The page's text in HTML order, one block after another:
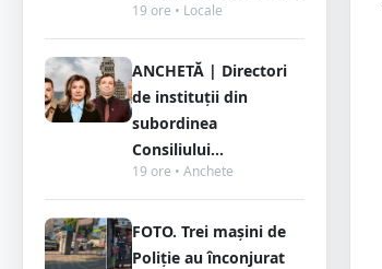
19 ore • Locale
ANCHETĂ | Directori
de instituții din
subordinea
Consiliului...
19 ore • Anchete
FOTO. Trei mașini de
Poliție au înconjurat